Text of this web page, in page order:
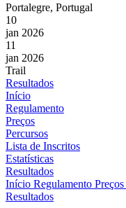
Portalegre, Portugal
10
jan 2026
11
jan 2026
Trail
Resultados
Início
Regulamento
Preços
Percursos
Lista de Inscritos
Estatísticas
Resultados
Início Regulamento Preços
Resultados